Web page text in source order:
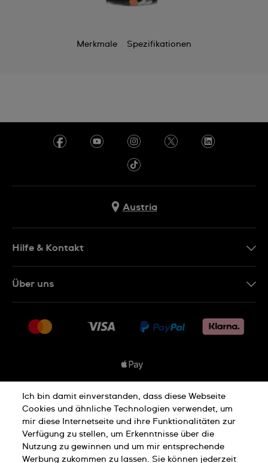
Merkmale Spezifikationen
Austria
Hilfe & Kontakt
Rückgaberecht
Über uns
Jobs
Datenschutzbedingungen
Hinweis Zu Cookies
Ich bin damit einverstanden, dass diese Webseite
Cookies und ähnliche Technologien verwendet, um
mir diese Internetseite und ihre Funktionalitäten zur
Verfügung zu stellen, um Erkenntnisse über die
Nutzung zu gewinnen und um mir entsprechende
Werbung zukommen zu lassen. Sie können jederzeit